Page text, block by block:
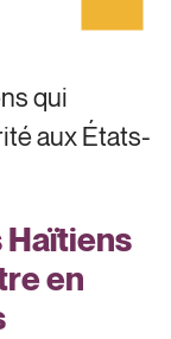
Haïtiens
en